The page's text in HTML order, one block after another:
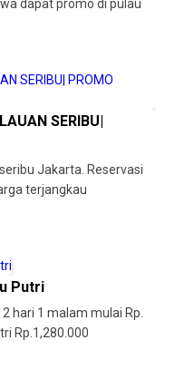
dapat promo di pulau
SERIBU|
Jakarta. Reservasi
terjangkau
Putri
hari 1 malam mulai Rp.
Rp.1,280.000